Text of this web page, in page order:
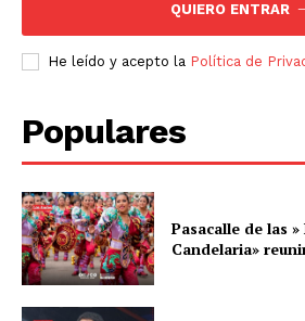
QUIERO ENTRAR
He leído y acepto la Política de
Populares
Pasacalle de las
Candelaria»